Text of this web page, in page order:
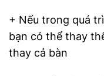
+ Nếu trong quá
bạn có thể thay
thay cả bàn